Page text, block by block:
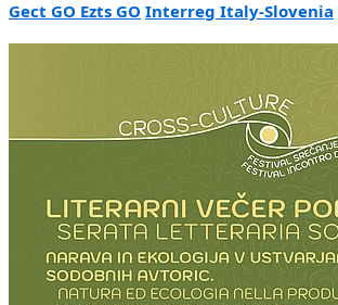
Gect GO Ezts GO Interreg Italy-Slovenia